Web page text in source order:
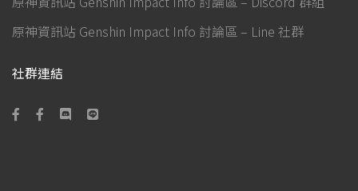
原神資訊站 Genshin Impact Info 討論區 – Line 社群
社群連結